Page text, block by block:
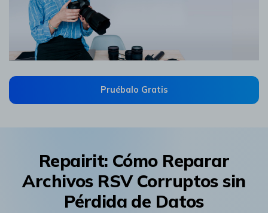
Pruébalo Gratis
Repairit: Cómo Reparar
Archivos RSV Corruptos sin
Pérdida de Datos